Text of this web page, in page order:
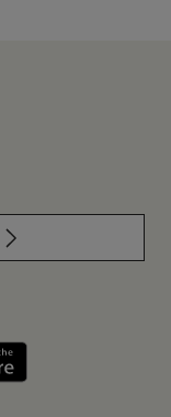
meg: Google